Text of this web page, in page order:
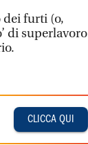
furti (o,
di superlavoro
CLICCA QUI